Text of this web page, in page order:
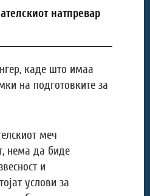
натпревар
каде што имаа
на подготовките за
меч
нема да биде
и
услови за